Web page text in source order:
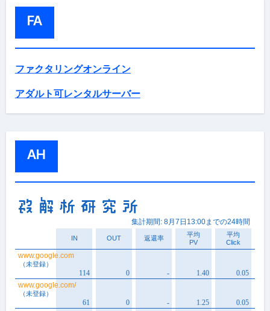
FA
ファクタリングオンライン
アダルト可レンタルサーバー
AH